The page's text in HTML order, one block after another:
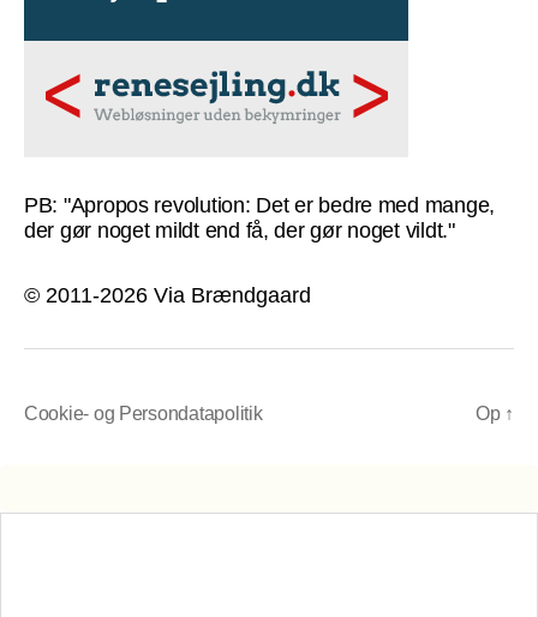
PB: "Apropos revolution: Det er bedre med mange,
der gør noget mildt end få, der gør noget vildt."
© 2011-2026 Via Brændgaard
Cookie- og Persondatapolitik Op ↑